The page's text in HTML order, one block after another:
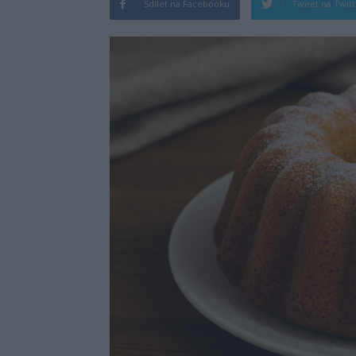
Sdílet na Facebooku Tweet na